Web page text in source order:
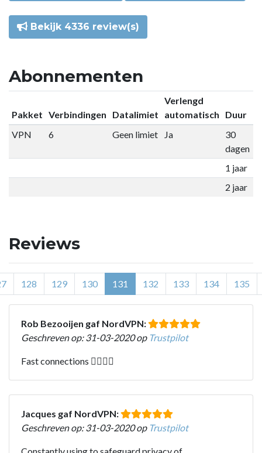
Bekijk 4336 review(s)
Abonnementen
Pakket Verbindingen Datalimiet
Verlengd
automatisch
Duur
VPN
6 Geen limiet Ja
30
dagen
1 jaar
2 jaar
Reviews
128 129 130 131 132 133 134 135
Rob Bezooijen gaf NordVPN:
Geschreven op: 31-03-2020 op Trustpilot
Fast connections 👍🏼👌🏼
Jacques gaf NordVPN:
Geschreven op: 31-03-2020 op Trustpilot
Constantly using to safeguard privacy of